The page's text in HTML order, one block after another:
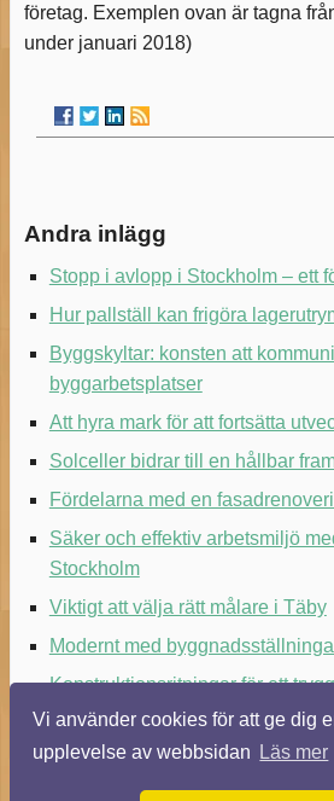
Vi använder cookies för att ge dig
upplevelse av webbsidan
Läs mer
företag. Exemplen ovan är tagna
under januari 2018)
Andra inlägg
Stopp i avlopp i Stockholm – ett
Hur pallställ kan frigöra
Byggskyltar: konsten att
byggarbetsplatser
Att hyra mark för att fortsätta
Solceller bidrar till en hållbar
Fördelarna med en
Säker och effektiv arbetsmiljö
Stockholm
Viktigt att välja rätt målare i Täby
Modernt med
Konstruktionsritningar för ett
byggande